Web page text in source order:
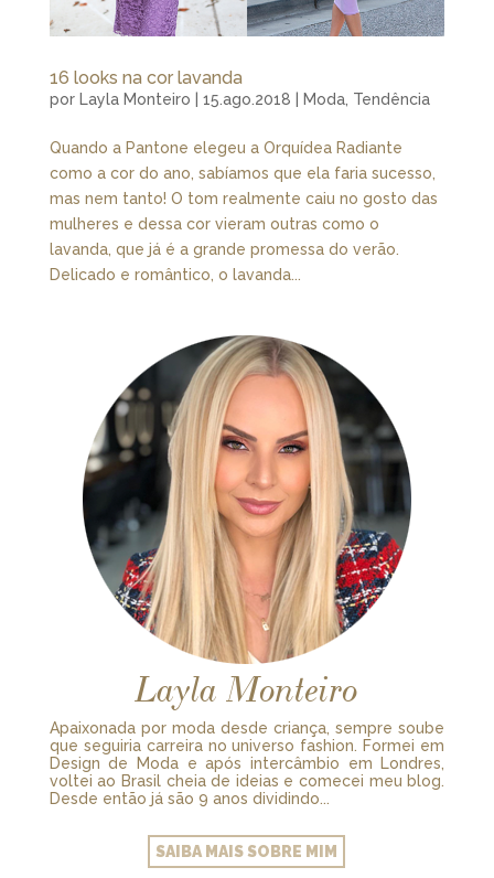
16 looks na cor lavanda
por Layla Monteiro 15.ago.2018 Moda, Tendência
Quando a Pantone elegeu a Orquídea Radiante
como a cor do ano, sabíamos que ela faria sucesso,
mas nem tanto! O tom realmente caiu no gosto das
mulheres e dessa cor vieram outras como o
lavanda, que já é a grande promessa do verão.
Delicado e romântico, o lavanda...
Layla Monteiro
Apaixonada por moda desde criança, sempre soube
que seguiria carreira no universo fashion. Formei em
Design de Moda e após intercâmbio em Londres,
voltei ao Brasil cheia de ideias e comecei meu blog.
Desde então já são 9 anos dividindo...
SAIBA MAIS SOBRE MIM